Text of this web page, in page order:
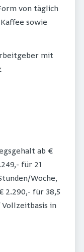
von täglich
sowie
mit
ab €
für 21
Woche,
2.290,- für 38,5
Vollzeitbasis in